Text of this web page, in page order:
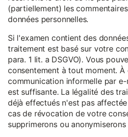
(partiellement) les
données personnelles.
Si l'examen contient des
traitement est basé sur votre
para. 1 lit. a DSGVO). Vous
consentement à tout moment. À
communication informelle par
est suffisante. La légalité des
déjà effectués n'est pas
cas de révocation de votre
supprimerons ou